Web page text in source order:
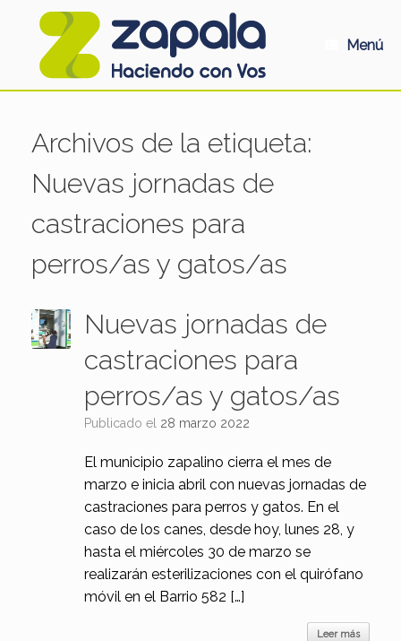
Menú
Archivos de la etiqueta:
Nuevas jornadas de
castraciones para
perros/as y gatos/as
Nuevas jornadas de
castraciones para
perros/as y gatos/as
Publicado el 28 marzo 2022
El municipio zapalino cierra el mes de
marzo e inicia abril con nuevas jornadas de
castraciones para perros y gatos. En el
caso de los canes, desde hoy, lunes 28, y
hasta el miércoles 30 de marzo se
realizarán esterilizaciones con el quirófano
móvil en el Barrio 582 […]
Leer más